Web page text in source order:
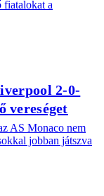
fiatalokat a
2-0-
vereséget
AS Monaco nem
jobban játszva